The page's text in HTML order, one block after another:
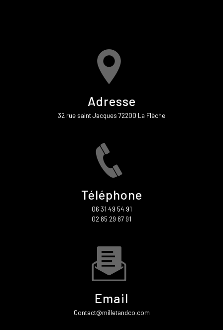
Adresse
32 rue saint Jacques 72200 La Flèche
Téléphone
06 31 49 54 91
02 85 29 87 91
Email
contact@milletandco.com